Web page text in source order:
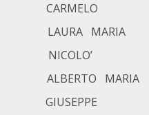
CARMELO
LAURA MARIA
NICOLO’
ALBERTO MARIA